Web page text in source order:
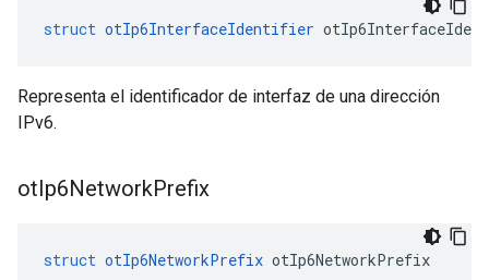
struct otIp6InterfaceIdentifier
Representa el identificador de interfaz de una dirección
IPv6.
otIp6NetworkPrefix
struct otIp6NetworkPrefix otIp6NetworkPrefix